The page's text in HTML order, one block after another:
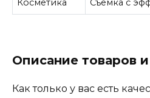
Косметика Съемка с
Описание товаров и
Как только у вас есть